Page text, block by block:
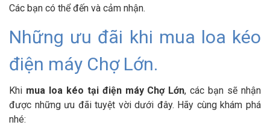
Các bạn có thể đến và cảm nhận.
Những ưu đãi khi mua loa kéo
điện máy Chợ Lớn.
Khi mua loa kéo tại điện máy Chợ Lớn, các bạn sẽ nhận
được những ưu đãi tuyệt vời dưới đây. Hãy cùng khám phá
nhé: